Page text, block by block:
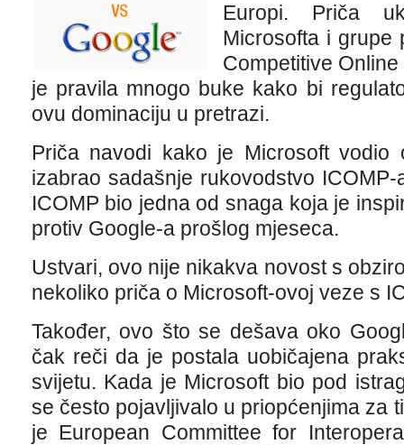
Europi. Priča
Microsofta i grupe
Competitive
je pravila mnogo buke kako bi
ovu dominaciju u pretrazi.
Priča navodi kako je Microsoft
izabrao sadašnje rukovodstvo
ICOMP bio jedna od snaga koja je
protiv Google-a prošlog mjeseca.
Ustvari, ovo nije nikakva novost s
nekoliko priča o Microsoft-ovoj veze s
Također, ovo što se dešava oko
čak reči da je postala uobičajena
svijetu. Kada je Microsoft bio pod
se često pojavljivalo u priopćenjima za
je European Committee for